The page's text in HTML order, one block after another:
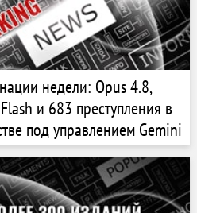
недели: Opus 4.8,
и 683 преступления в
под управлением Gemini